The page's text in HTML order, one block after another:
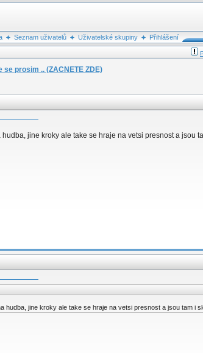
Seznam uživatelů Uživatelské skupiny
Přihlášení
prosim .. (ZACNETE ZDE)
jine kroky ale take se hraje na vetsi presnost a jsou
jine kroky ale take se hraje na vetsi presnost a jsou tam i